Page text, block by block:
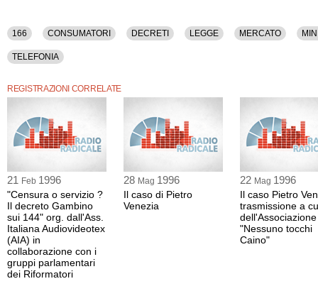
166 CONSUMATORI DECRETI LEGGE MERCATO
TELEFONIA
REGISTRAZIONI CORRELATE
21 Feb 1996
"Censura o servizio ?
Il decreto Gambino
sui 144" org. dall'Ass.
Italiana Audiovideotex
(AIA) in
collaborazione con i
gruppi parlamentari
dei Riformatori
28 Mag 1996
Il caso di Pietro
Venezia
22 Mag 1996
Il caso Pietro
trasmissione a
dell'Associazione
"Nessuno tocchi
Caino"